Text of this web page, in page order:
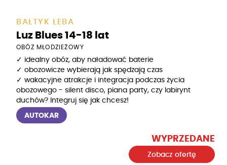
BAŁTYK ŁEBA
Luz Blues 14-18 lat
OBÓZ MŁODZIEŻOWY
✓ idealny obóz, aby naładować baterie
✓ obozowicze wybierają jak spędzają czas
✓ wakacyjne atrakcje i integracja podczas życia
obozowego - silent disco, piana party, czy labirynt
duchów? Integruj się jak chcesz!
AUTOKAR
WYPRZEDANE
Zobacz ofertę